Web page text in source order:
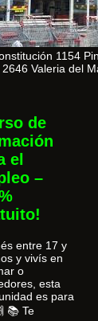
1154
Valeria del
de
el
–
entre 17 y
y vivís en
o
esta
es para
📚 Te